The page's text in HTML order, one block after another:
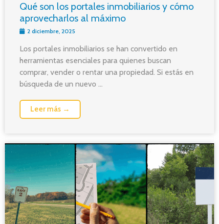
Qué son los portales inmobiliarios y cómo
aprovecharlos al máximo
2 diciembre, 2025
Los portales inmobiliarios se han convertido en
herramientas esenciales para quienes buscan
comprar, vender o rentar una propiedad. Si estás en
búsqueda de un nuevo ...
Leer más →